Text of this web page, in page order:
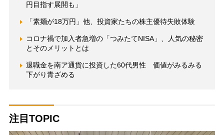
円目指す展開も」
「素麺が18万円」他、投資家たちの株主優待失敗体験
コロナ禍で加入者急増の「つみたてNISA」、人気の秘密
とそのメリットとは
退職金を南ア通貨に投資した60代男性 価値がみるみる
下がり青ざめる
注目TOPIC